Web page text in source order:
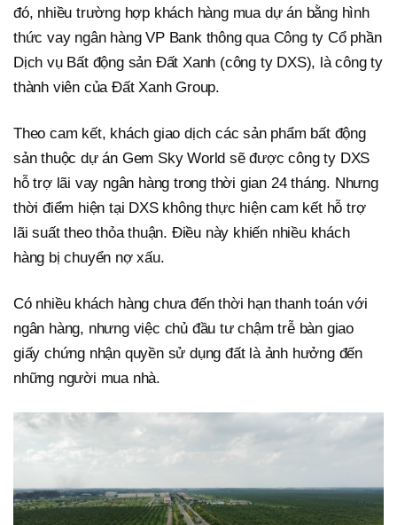
đó, nhiều trường hợp khách hàng mua dự án bằng hình
thức vay ngân hàng VP Bank thông qua Công ty Cổ phần
Dịch vụ Bất động sản Đất Xanh (công ty DXS), là công ty
thành viên của Đất Xanh Group.
Theo cam kết, khách giao dịch các sản phẩm bất động
sản thuộc dự án Gem Sky World sẽ được công ty DXS
hỗ trợ lãi vay ngân hàng trong thời gian 24 tháng. Nhưng
thời điểm hiện tại DXS không thực hiện cam kết hỗ trợ
lãi suất theo thỏa thuận. Điều này khiến nhiều khách
hàng bị chuyển nợ xấu.
Có nhiều khách hàng chưa đến thời hạn thanh toán với
ngân hàng, nhưng việc chủ đầu tư chậm trễ bàn giao
giấy chứng nhận quyền sử dụng đất là ảnh hưởng đến
những người mua nhà.